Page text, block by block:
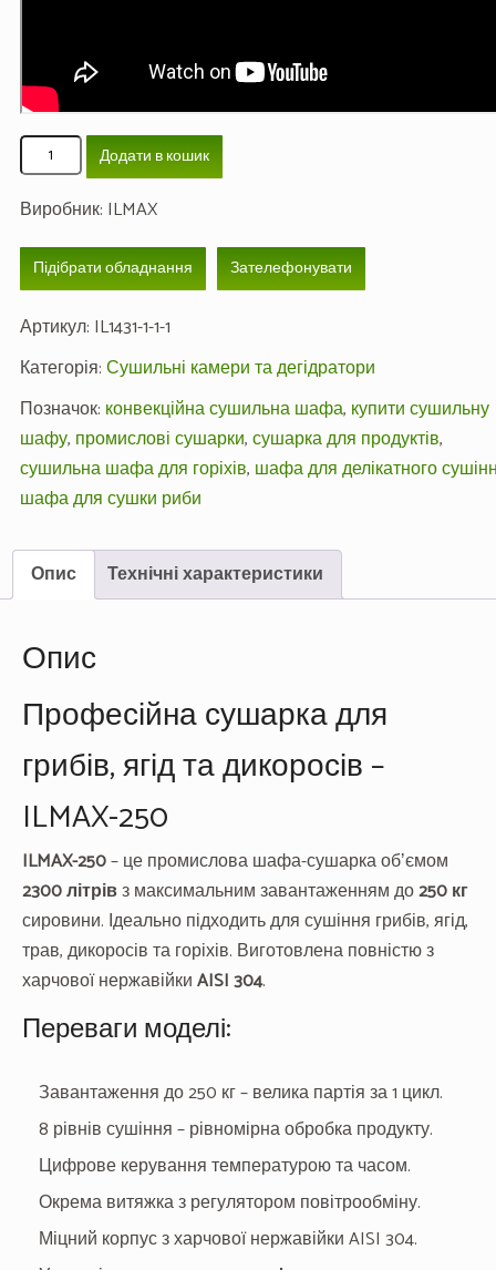
Додати в кошик
Виробник: ILMAX
Підібрати обладнання Зателефонувати
Артикул: IL1431-1-1-1
Категорія:Сушильні камери та дегідратори
Позначок: конвекційна сушильна шафа, купити сушильну
шафу, промислові сушарки,сушарка для продуктів,
сушильна шафа для горіхів, шафа для делікатного
шафа для сушки риби
Опис Технічні характеристики
Опис
Професійна сушарка для
грибів, ягід та дикоросів –
ILMAX-250
ILMAX-250– це промислова шафа-сушарка обʼємом
2300 літрівз максимальним завантаженням до250 кг
сировини. Ідеально підходить для сушіння грибів, ягід,
трав, дикоросів та горіхів. Виготовлена повністю з
харчової нержавійкиAISI 304.
Переваги моделі:
Завантаження до 250 кг – велика партія за 1 цикл.
8 рівнів сушіння – рівномірна обробка продукту.
Цифрове керування температурою та часом.
Окрема витяжка з регулятором повітрообміну.
Міцний корпус з харчової нержавійки AISI 304.